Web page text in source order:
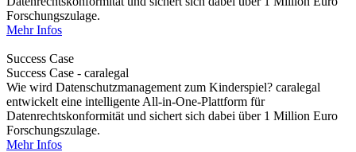
Forschungszulage.
Mehr Infos
Success Case
Success Case - caralegal
Wie wird Datenschutzmanagement zum Kinderspiel? caralegal
entwickelt eine intelligente All-in-One-Plattform für
Datenrechtskonformität und sichert sich dabei über 1 Million Euro
Forschungszulage.
Mehr Infos